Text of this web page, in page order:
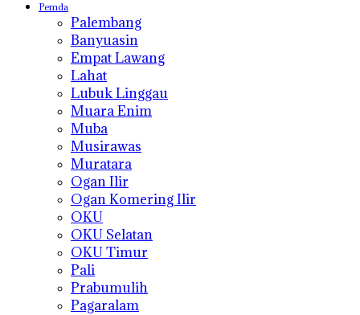
Pemda
Palembang
Banyuasin
Empat Lawang
Lahat
Lubuk Linggau
Muara Enim
Muba
Musirawas
Muratara
Ogan Ilir
Ogan Komering Ilir
OKU
OKU Selatan
OKU Timur
Pali
Prabumulih
Pagaralam